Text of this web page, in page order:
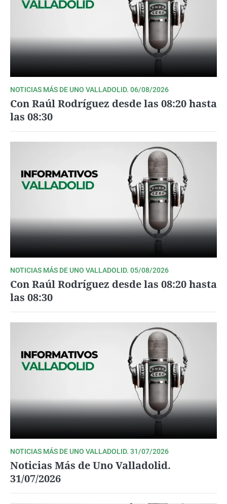
La rosa de los vientos
Gente viajera
Como el perro y el
Caso
Retornados
Equipo de
Operación Viuda
Extremadura
Galicia
La Rioja
Navarra
País Vasco
Virales
Televisión
Elecciones
NOTICIAS MÁS DE UNO VALLADOLID. 06/08/2026
Con Raúl Rodríguez desde las 08:20 hasta
las 08:30
NOTICIAS MÁS DE UNO VALLADOLID. 05/08/2026
Con Raúl Rodríguez desde las 08:20 hasta
las 08:30
NOTICIAS MÁS DE UNO VALLADOLID. 31/07/2026
Noticias Más de Uno Valladolid.
31/07/2026